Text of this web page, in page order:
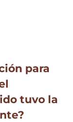
para
tuvo la